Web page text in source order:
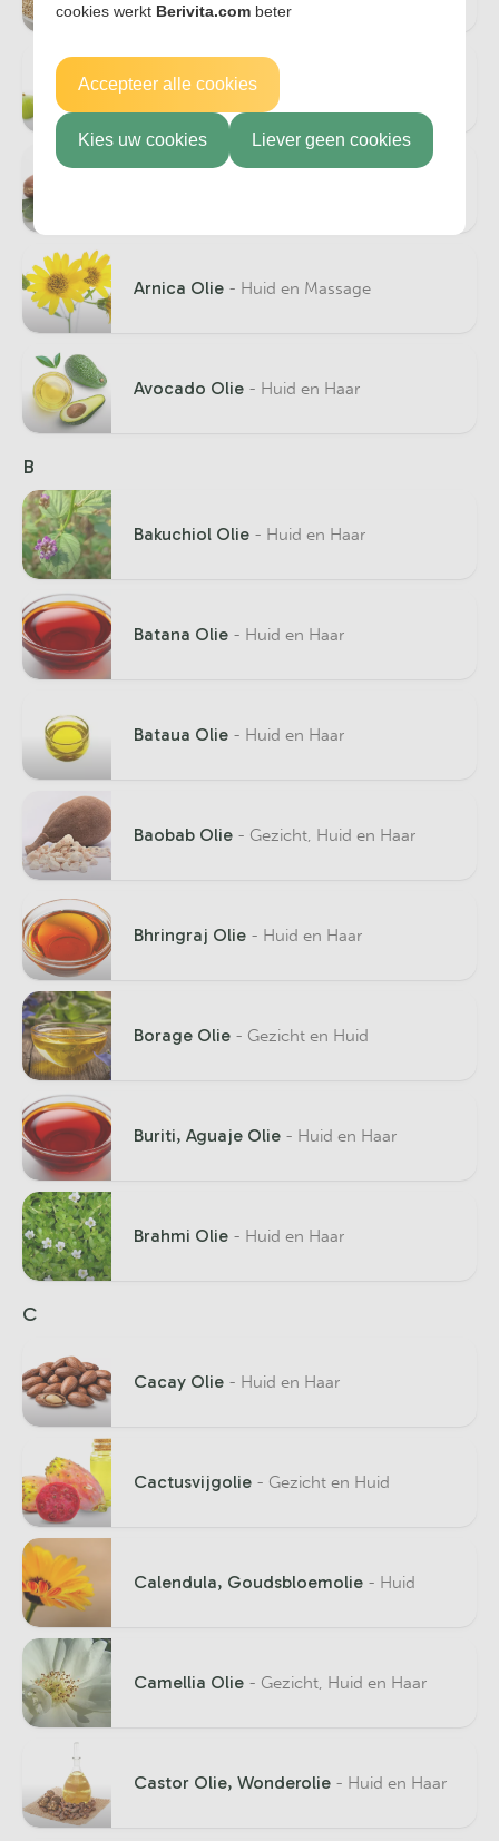
Amla Olie- Huid en Haar
Arnica Olie - Huid en Massage
Avocado Olie - Huid en Haar
B
Bakuchiol Olie - Huid en Haar
Batana Olie - Huid en Haar
Bataua Olie - Huid en Haar
Baobab Olie - Gezicht, Huid en Haar
Bhringraj Olie - Huid en Haar
Borage Olie - Gezicht en Huid
Buriti, Aguaje Olie - Huid en Haar
Brahmi Olie - Huid en Haar
C
Cacay Olie - Huid en Haar
Cactusvijgolie - Gezicht en Huid
Calendula, Goudsbloemolie - Huid
Camellia Olie - Gezicht, Huid en Haar
Castor Olie, Wonderolie - Huid en Haar
cookies werkt Berivita.com beter
Accepteer alle cookies
Kies uw cookies Liever geen cookies